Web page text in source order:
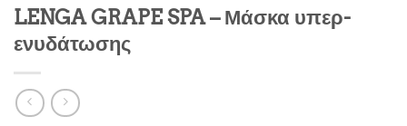
LENGA GRAPE SPA – Μάσκα υπερ-
ενυδάτωσης